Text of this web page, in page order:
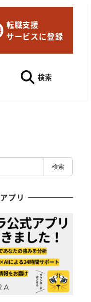
ジにログイン
転職支援
サービスに登録
検索
検索
プリ